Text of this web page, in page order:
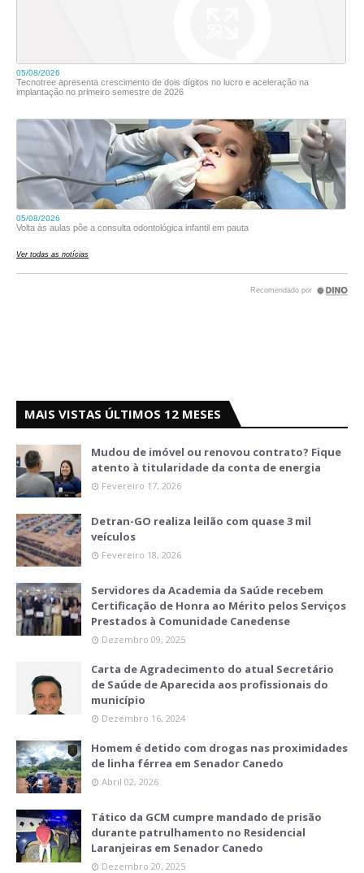
MAIS VISTAS ÚLTIMOS 12 MESES
Mudou de imóvel ou renovou contrato? Fique
atento à titularidade da conta de energia
Fevereiro 17, 2026
Detran-GO realiza leilão com quase 3 mil
veículos
Fevereiro 18, 2026
Servidores da Academia da Saúde recebem
Certificação de Honra ao Mérito pelos Serviços
Prestados à Comunidade Canedense
Dezembro 09, 2025
Carta de Agradecimento do atual Secretário
de Saúde de Aparecida aos profissionais do
município
Dezembro 16, 2024
Homem é detido com drogas nas proximidades
de linha férrea em Senador Canedo
Abril 02, 2026
Tático da GCM cumpre mandado de prisão
durante patrulhamento no Residencial
Laranjeiras em Senador Canedo
Dezembro 20, 2025